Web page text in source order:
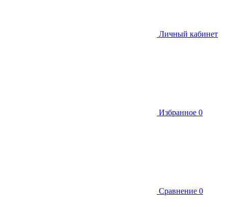
Личный кабинет
Избранное 0
Сравнение 0